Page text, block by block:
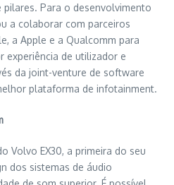
Para o desenvolvimento
a colaborar com parceiros
a Apple e a Qualcomm para
experiência de utilizador e
da joint-venture de software
plataforma de infotainment.
Volvo EX30, a primeira do seu
dos sistemas de áudio